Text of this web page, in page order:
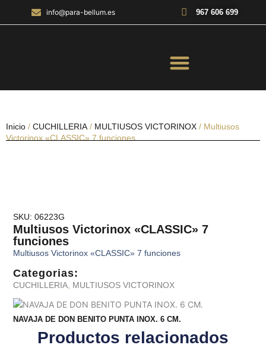
info@para-bellum.es 967 606 699
Inicio / CUCHILLERIA / MULTIUSOS VICTORINOX / Multiusos
Victorinox «CLASSIC» 7 funciones
SKU: 06223G
Multiusos Victorinox «CLASSIC» 7
funciones
Multiusos Victorinox «CLASSIC» 7 funciones
Categorias:
CUCHILLERIA, MULTIUSOS VICTORINOX
Productos relacionados
NAVAJA DE DON BENITO PUNTA INOX. 6 CM.